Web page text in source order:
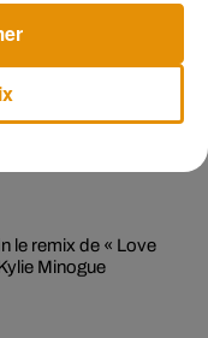
et Nathalie sur
du jour".
le remix de « Love
Minogue